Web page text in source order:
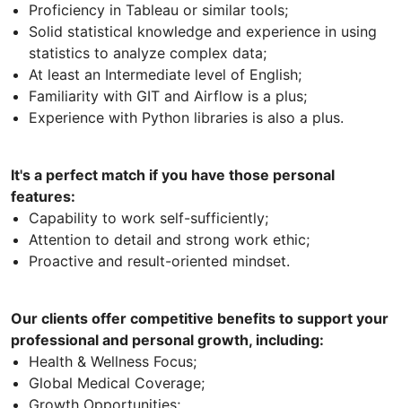
Proficiency in Tableau or similar tools;
Solid statistical knowledge and experience in using
statistics to analyze complex data;
At least an Intermediate level of English;
Familiarity with GIT and Airflow is a plus;
Experience with Python libraries is also a plus.
It's a perfect match if you have those personal
features:
Capability to work self-sufficiently;
Attention to detail and strong work ethic;
Proactive and result-oriented mindset.
Our clients offer competitive benefits to support your
professional and personal growth, including:
Health & Wellness Focus;
Global Medical Coverage;
Growth Opportunities;